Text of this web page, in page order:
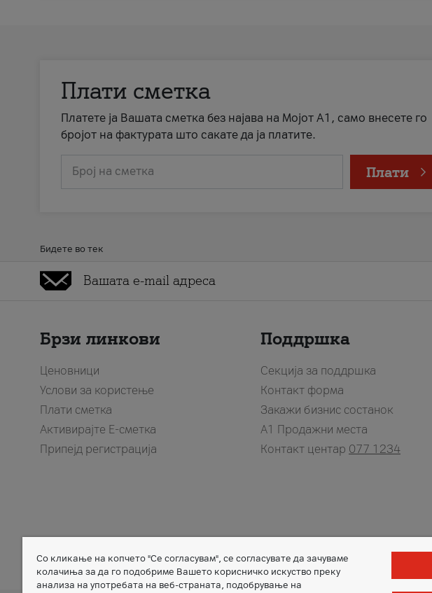
Плати сметка
Платете ја Вашата сметка без најава на Мојот А1, само внесете го
бројот на фактурата што сакате да ја платите.
Број на сметка Плати
Бидете во тек
Брзи линкови
Ценовници
Услови за користење
Плати сметка
Активирајте Е-сметка
Припејд регистрација
Поддршка
Секција за поддршка
Контакт форма
Закажи бизнис состанок
A1 Продажни места
Контакт центар 077 1234
Member of
Со кликање на копчето "Се согласувам", се согласувате да зачуваме
колачиња за да го подобриме Вашето корисничко искуство преку
анализа на употребата на веб-страната, подобрување на